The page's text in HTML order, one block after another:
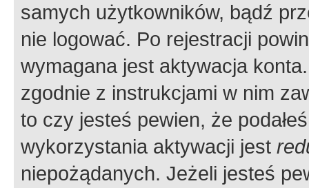
samych użytkowników, bądź
nie logować. Po rejestracji
wymagana jest aktywacja
zgodnie z instrukcjami w nim
to czy jesteś pewien, że
wykorzystania aktywacji jest
niepożądanych. Jeżeli jesteś